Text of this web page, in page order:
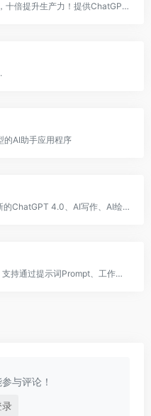
精选各领域TOP10顶级AI工具，十倍提升生产力！提供ChatGPT入口、Midjourney入口，持续收录口碑最好的AI工具。
的AI助手应用程序
您的智能AI写作助手，提供最新的ChatGPT 4.0、AI写作、AI绘画、AI文档解析等功能，助力您的创意表达和工作效率
新一代智能体Agent开发平台，支持通过提示词Prompt、工作流Workflow灵活创建专业智能体
与评论！
录